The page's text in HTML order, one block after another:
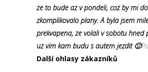
ze to bude az v pondeli, coz by mi
zkomplikovalo plany. A byla jsem
prekvapena, ze volali v sobotu hned
uz vim kam budu s autem jezdit 🙂
Další ohlasy zákazníků